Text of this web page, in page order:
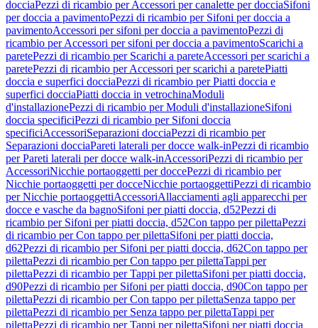
docciaPezzi di ricambio per Accessori per canalette per docciaSifoni
per doccia a pavimentoPezzi di ricambio per Sifoni per doccia a
pavimentoAccessori per sifoni per doccia a pavimentoPezzi di
ricambio per Accessori per sifoni per doccia a pavimentoScarichi a
paretePezzi di ricambio per Scarichi a pareteAccessori per scarichi a
paretePezzi di ricambio per Accessori per scarichi a paretePiatti
doccia e superfici docciaPezzi di ricambio per Piatti doccia e
superfici docciaPiatti doccia in vetrochinaModuli
d'installazionePezzi di ricambio per Moduli d'installazioneSifoni
doccia specificiPezzi di ricambio per Sifoni doccia
specificiAccessoriSeparazioni docciaPezzi di ricambio per
Separazioni docciaPareti laterali per docce walk-inPezzi di ricambio
per Pareti laterali per docce walk-inAccessoriPezzi di ricambio per
AccessoriNicchie portaoggetti per doccePezzi di ricambio per
Nicchie portaoggetti per docceNicchie portaoggettiPezzi di ricambio
per Nicchie portaoggettiAccessoriAllacciamenti agli apparecchi per
docce e vasche da bagnoSifoni per piatti doccia, d52Pezzi di
ricambio per Sifoni per piatti doccia, d52Con tappo per pilettaPezzi
di ricambio per Con tappo per pilettaSifoni per piatti doccia,
d62Pezzi di ricambio per Sifoni per piatti doccia, d62Con tappo per
pilettaPezzi di ricambio per Con tappo per pilettaTappi per
pilettaPezzi di ricambio per Tappi per pilettaSifoni per piatti doccia,
d90Pezzi di ricambio per Sifoni per piatti doccia, d90Con tappo per
pilettaPezzi di ricambio per Con tappo per pilettaSenza tappo per
pilettaPezzi di ricambio per Senza tappo per pilettaTappi per
pilettaPezzi di ricambio per Tappi per pilettaSifoni per piatti doccia